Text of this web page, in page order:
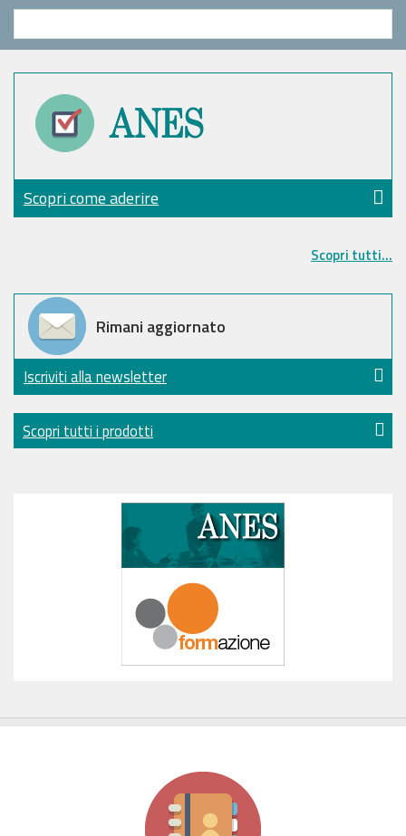
Scopri come aderire
Scopri tutti...
Rimani aggiornato
Iscriviti alla newsletter
Scopri tutti i prodotti